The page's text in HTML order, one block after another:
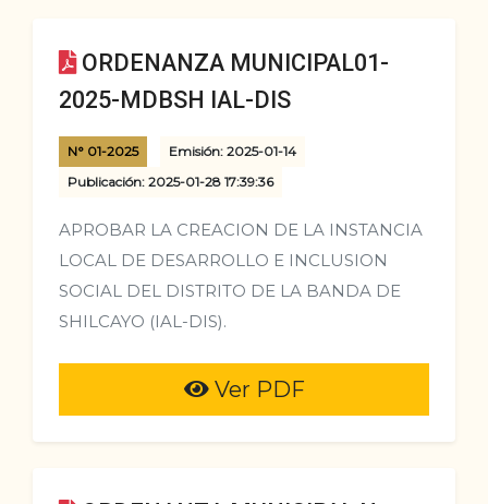
ORDENANZA MUNICIPAL01-
2025-MDBSH IAL-DIS
N° 01-2025
Emisión: 2025-01-14
Publicación: 2025-01-28 17:39:36
APROBAR LA CREACION DE LA INSTANCIA
LOCAL DE DESARROLLO E INCLUSION
SOCIAL DEL DISTRITO DE LA BANDA DE
SHILCAYO (IAL-DIS).
Ver PDF